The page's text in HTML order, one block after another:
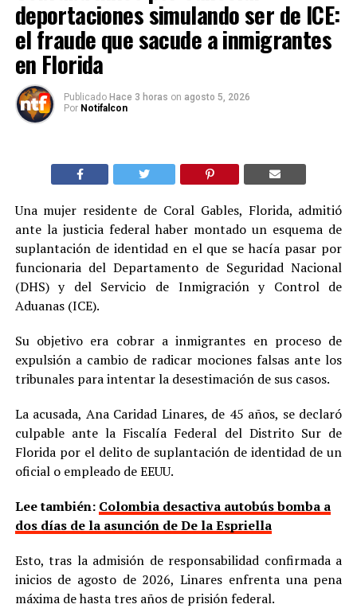
deportaciones simulando ser de ICE:
el fraude que sacude a inmigrantes
en Florida
Publicado Hace 3 horas on agosto 5, 2026
Por Notifalcon
Una mujer residente de Coral Gables, Florida, admitió
ante la justicia federal haber montado un esquema de
suplantación de identidad en el que se hacía pasar por
funcionaria del Departamento de Seguridad Nacional
(DHS) y del Servicio de Inmigración y Control de
Aduanas (ICE).
Su objetivo era cobrar a inmigrantes en proceso de
expulsión a cambio de radicar mociones falsas ante los
tribunales para intentar la desestimación de sus casos.
La acusada, Ana Caridad Linares, de 45 años, se declaró
culpable ante la Fiscalía Federal del Distrito Sur de
Florida por el delito de suplantación de identidad de un
oficial o empleado de EEUU.
Lee también: Colombia desactiva autobús bomba a
dos días de la asunción de De la Espriella
Esto, tras la admisión de responsabilidad confirmada a
inicios de agosto de 2026, Linares enfrenta una pena
máxima de hasta tres años de prisión federal.